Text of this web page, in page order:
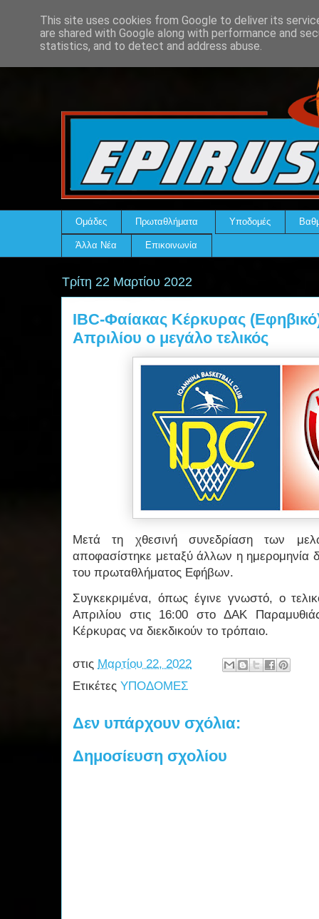
Ομάδες Πρωταθλήματα Υποδομές
Άλλα Νέα Επικοινωνία
Τρίτη 22 Μαρτίου 2022
IBC-Φαίακας Κέρκυρας
Απριλίου ο μεγάλο τελικός
Μετά τη χθεσινή συνεδρίαση των
αποφασίστηκε μεταξύ άλλων η ημερομηνία
του πρωταθλήματος Εφήβων.
Συγκεκριμένα, όπως έγινε γνωστό, ο
Απριλίου στις 16:00 στο ΔΑΚ
Κέρκυρας να διεκδικούν το τρόπαιο.
στις Μαρτίου 22, 2022
Ετικέτες ΥΠΟΔΟΜΕΣ
Δεν υπάρχουν σχόλια:
Δημοσίευση σχολίου
This site uses cookies from Google to deliver its
are shared with Google along with performance and
statistics, and to detect and address abuse.